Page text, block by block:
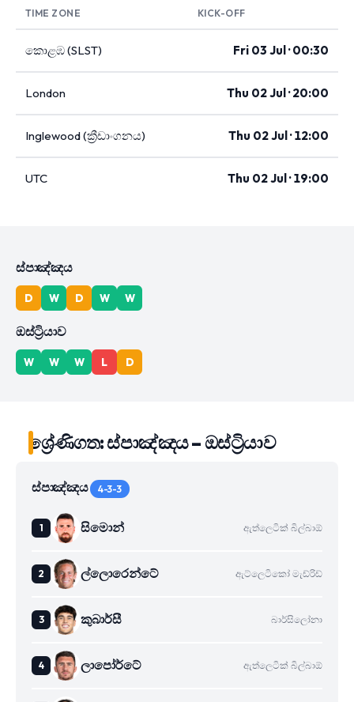
TIME ZONE KICK-OFF
කොළඹ (SLST) Fri 03 Jul · 00:30
London Thu 02 Jul · 20:00
Inglewood (ක්‍රීඩාංගනය) Thu 02 Jul · 12:00
UTC Thu 02 Jul · 19:00
ස්පාඤ්ඤය
D W D W W
ඔස්ට්‍රියාව
W W W L D
ශ්‍රේණිගත: ස්පාඤ්ඤය – ඔස්ට්‍රියාව
ස්පාඤ්ඤය 4-3-3
සිමොන් ඇත්ලෙටික් බිල්බාඕ
ල්ලොරෙන්ටේ ඇට්ලෙටිකෝ මැඩ්රිඩ්
කුබාර්සී බාර්සිලෝනා
ලාපෝර්ටේ ඇත්ලෙටික් බිල්බාඕ